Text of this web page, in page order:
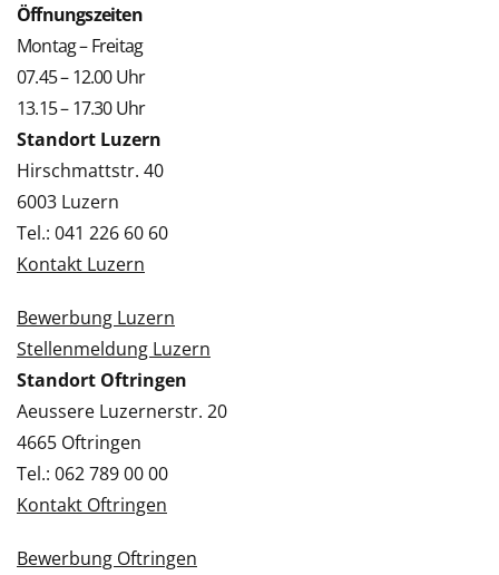
Öffnungszeiten
Montag – Freitag
07.45 – 12.00 Uhr
13.15 – 17.30 Uhr
Standort Luzern
Hirschmattstr. 40
6003 Luzern
Tel.: 041 226 60 60
Kontakt Luzern
Bewerbung Luzern
Stellenmeldung Luzern
Standort Oftringen
Aeussere Luzernerstr. 20
4665 Oftringen
Tel.: 062 789 00 00
Kontakt Oftringen
Bewerbung Oftringen